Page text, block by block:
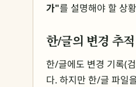
가"를 설명해야 할 상
한/글의 변경 추
한/글에도 변경 기록(
다. 하지만 한/글 파일